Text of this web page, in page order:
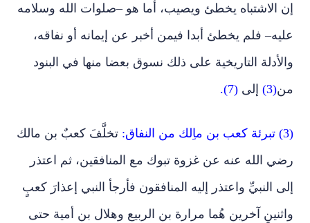
إن الاشتباه يخطئ ويصيب، أما هو –صلوات الله وسلامه
عليه– فلم يخطئ أبدا فيمن أخبر عن إيمانه أو نفاقه،
والأدلة التاريخية على ذلك نسوق بعضا منها في البنود
من(3) إلى (7).
(3) تبرئة كعب بن ماِلك من النفاق:
تخلَّفَ كعبٌ بن مالك
رضي الله عنه عن غزوة تبوك مع المنافقين، ثم اعتذر
إلى النبيِّ واعتذر إليه المنافقون فأرجأ النبي إعذارَ كعبٍ
واثنينِ آخرين هُما مرارة بن الربيع وهلال بن أمية حتى